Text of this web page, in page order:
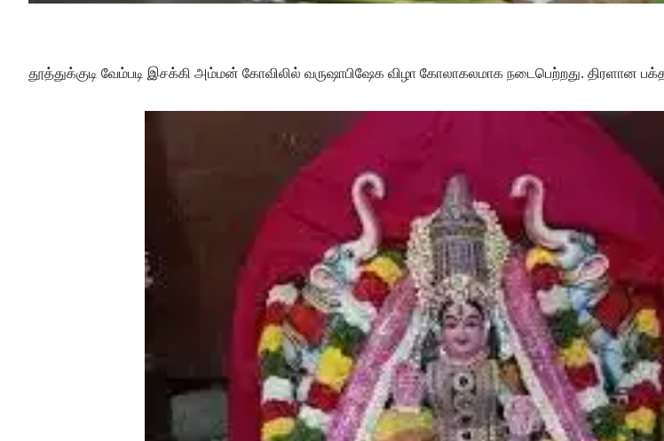
தூத்துக்குடி வேம்படி இசக்கி அம்மன் கோவிலில் வருஷாபிஷேக விழா கோலாகலமாக நடைபெற்றது. திரளான